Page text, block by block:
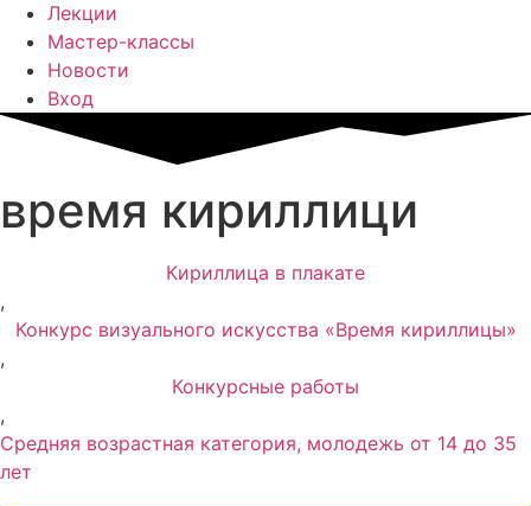
Лекции
Мастер-классы
Новости
Вход
время кириллици
Кириллица в плакате
,
Конкурс визуального искусства «Время кириллицы»
,
Конкурсные работы
,
Средняя возрастная категория, молодежь от 14 до 35
лет